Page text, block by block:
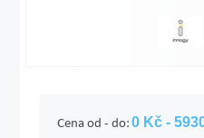
Cena od - do: